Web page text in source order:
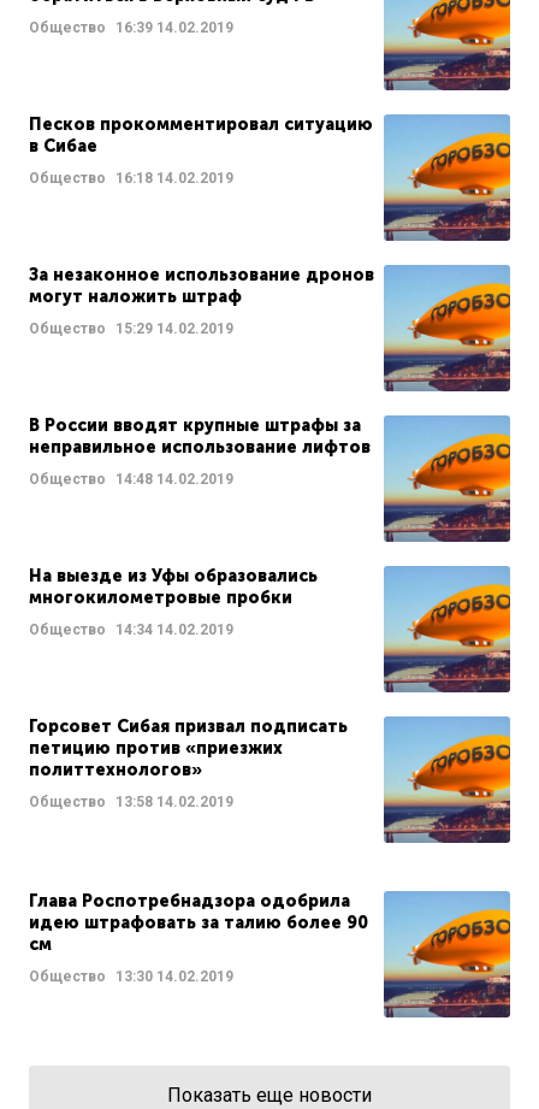
Общество 16:39 14.02.2019
Песков прокомментировал ситуацию
в Сибае
Общество 16:18 14.02.2019
За незаконное использование дронов
могут наложить штраф
Общество 15:29 14.02.2019
В России вводят крупные штрафы за
неправильное использование лифтов
Общество 14:48 14.02.2019
На выезде из Уфы образовались
многокилометровые пробки
Общество 14:34 14.02.2019
Горсовет Сибая призвал подписать
петицию против «приезжих
политтехнологов»
Общество 13:58 14.02.2019
Глава Роспотребнадзора одобрила
идею штрафовать за талию более 90
см
Общество 13:30 14.02.2019
Показать еще новости